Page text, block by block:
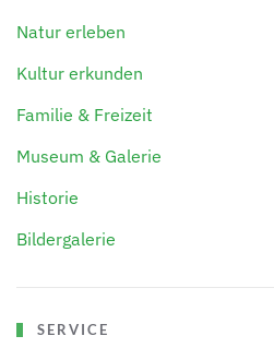
Natur erleben
Kultur erkunden
Familie & Freizeit
Museum & Galerie
Historie
Bildergalerie
SERVICE